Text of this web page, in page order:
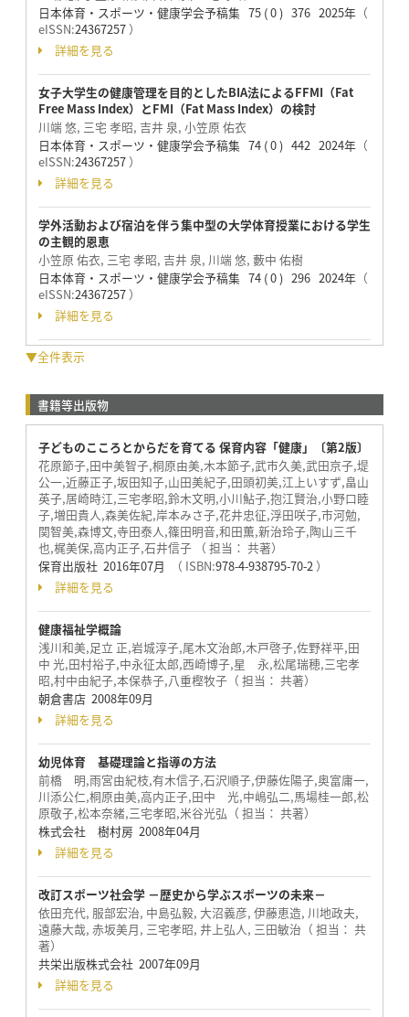
日本体育・スポーツ・健康学会予稿集 75 ( 0 ) 376 2025年（
eISSN:24367257）
詳細を見る
女子大学生の健康管理を目的としたBIA法によるFFMI（Fat
Free Mass Index）とFMI（Fat Mass Index）の検討
川端 悠, 三宅 孝昭, 吉井 泉, 小笠原 佑衣
日本体育・スポーツ・健康学会予稿集 74 ( 0 ) 442 2024年（
eISSN:24367257）
詳細を見る
学外活動および宿泊を伴う集中型の大学体育授業における学生
の主観的恩恵
小笠原 佑衣, 三宅 孝昭, 吉井 泉, 川端 悠, 藪中 佑樹
日本体育・スポーツ・健康学会予稿集 74 ( 0 ) 296 2024年（
eISSN:24367257）
詳細を見る
▼全件表示
書籍等出版物
子どものこころとからだを育てる 保育内容「健康」〔第2版〕
花原節子,田中美智子,桐原由美,木本節子,武市久美,武田京子,堤
公一,近藤正子,坂田知子,山田美紀子,田頭初美,江上いすず,畠山
英子,居崎時江,三宅孝昭,鈴木文明,小川鮎子,抱江賢治,小野口睦
子,増田貴人,森美佐紀,岸本みさ子,花井忠征,浮田咲子,市河勉,
関智美,森博文,寺田泰人,篠田明音,和田薫,新治玲子,陶山三千
也,梶美保,高内正子,石井信子 （ 担当： 共著）
保育出版社 2016年07月
（ ISBN:978-4-938795-70-2）
詳細を見る
健康福祉学概論
浅川和美,足立 正,岩城淳子,尾木文治郎,木戸啓子,佐野祥平,田
中 光,田村裕子,中永征太郎,西崎博子,星 永,松尾瑞穂,三宅孝
昭,村中由紀子,本保恭子,八重樫牧子（ 担当： 共著）
朝倉書店 2008年09月
詳細を見る
幼児体育 基礎理論と指導の方法
前橋 明,雨宮由紀枝,有木信子,石沢順子,伊藤佐陽子,奥富庸一,
川添公仁,桐原由美,高内正子,田中 光,中嶋弘二,馬場桂一郎,松
原敬子,松本奈緒,三宅孝昭,米谷光弘（ 担当： 共著）
株式会社 樹村房 2008年04月
詳細を見る
改訂スポーツ社会学 －歴史から学ぶスポーツの未来－
依田充代, 服部宏治, 中島弘毅, 大沼義彦, 伊藤恵造, 川地政夫,
遠藤大哉, 赤坂美月, 三宅孝昭, 井上弘人, 三田敏治（ 担当： 共
著）
共栄出版株式会社 2007年09月
詳細を見る